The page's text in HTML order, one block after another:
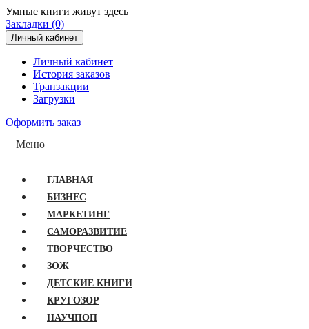
Умные книги живут здесь
Закладки (0)
Личный кабинет
Личный кабинет
История заказов
Транзакции
Загрузки
Оформить заказ
Меню
ГЛАВНАЯ
БИЗНЕС
МАРКЕТИНГ
САМОРАЗВИТИЕ
ТВОРЧЕСТВО
ЗОЖ
ДЕТСКИЕ КНИГИ
КРУГОЗОР
НАУЧПОП